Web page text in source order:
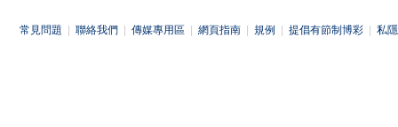
常見問題 聯絡我們 傳媒專用區 網頁指南 規例 提倡有節制博彩 私